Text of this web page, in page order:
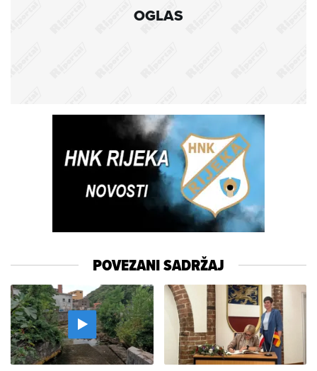
OGLAS
POVEZANI SADRŽAJ